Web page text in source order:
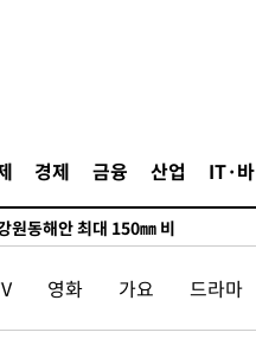
경제 금융 산업 IT·
0.6% 나스닥 1.3%↑
낮 최고 35도' 무더위, 열대야 계속
란' 축구협회 "실망과 걱정 안겨드
0.6% 나스닥 1.3%↑
대 논란 사과…쇄신의 기회로 삼겠
란' 축구협회 "실망과 걱정 안겨드
영화 가요 드라마